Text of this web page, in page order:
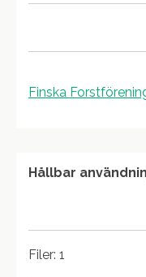
Finska
Hållbar
Filer: 1